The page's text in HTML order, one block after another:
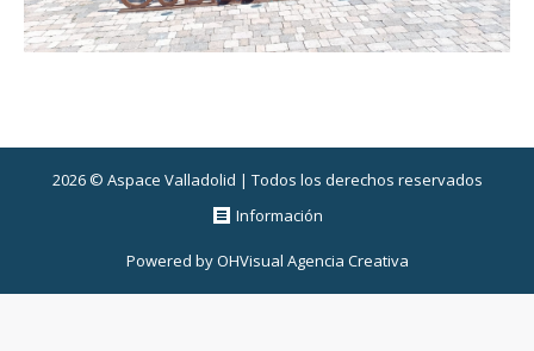
2026 © Aspace Valladolid | Todos los derechos reservados
Información
Powered byOHVisual Agencia Creativa